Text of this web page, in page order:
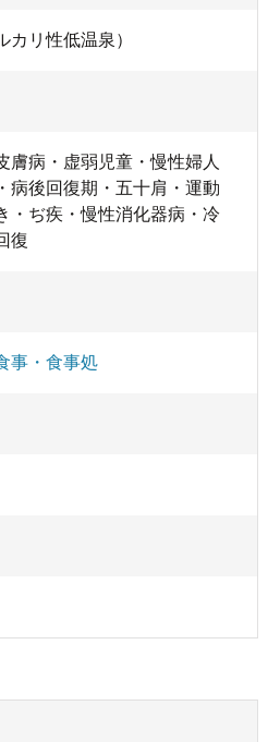
リ性低温泉）
膚病・虚弱児童・慢性婦人
病後回復期・五十肩・運動
・ぢ疾・慢性消化器病・冷
復
事・食事処